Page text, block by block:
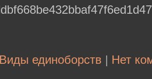
Виды единоборств | Нет